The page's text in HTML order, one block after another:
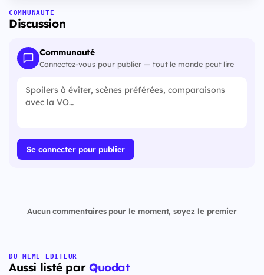
COMMUNAUTÉ
Discussion
Communauté
Connectez-vous pour publier — tout le monde peut lire
Se connecter pour publier
Aucun commentaires pour le moment, soyez le premier
DU MÊME ÉDITEUR
Aussi listé par Quodat